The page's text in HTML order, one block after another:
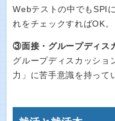
Webテストの中でもSPI
れをチェックすればOK。
③面接・グループディス
グループディスカッショ
力」に苦手意識を持って